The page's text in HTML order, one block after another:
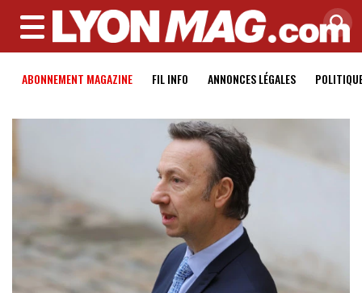
MENU
ABONNEMENT MAGAZINE FIL INFO ANNONCES LÉGALES